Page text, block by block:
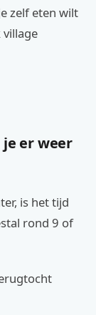
zelf eten wilt
village
je er weer
is het tijd
rond 9 of